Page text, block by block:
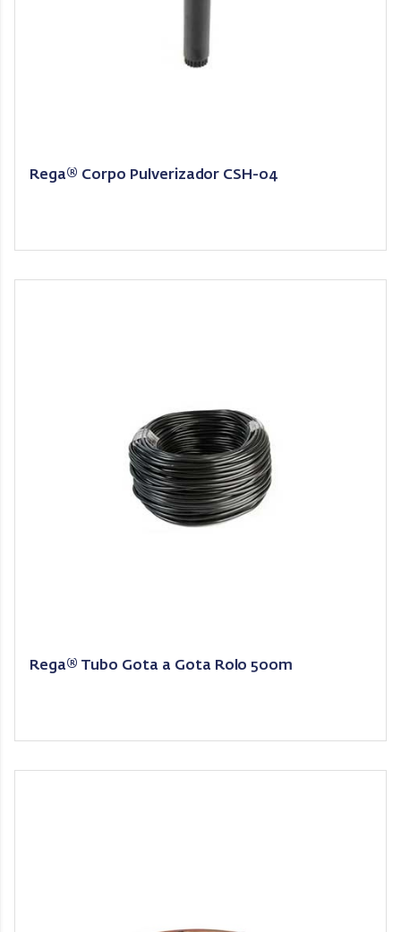
Rega® Corpo Pulverizador CSH-04
Rega® Tubo Gota a Gota Rolo 500m